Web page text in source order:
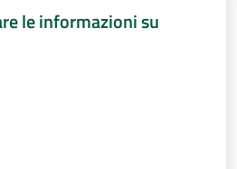
le informazioni su